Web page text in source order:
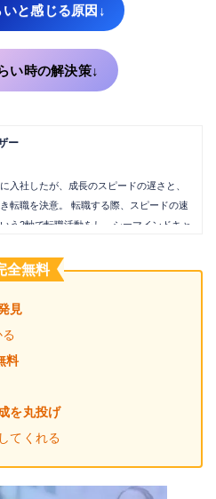
と感じる原因↓
い時の解決策↓
ー
入社したが、成長のスピードの遅さと、
転職を決意。 転職する際、スピードの速
う2軸で転職活動をし、シーマインドキャ
相談をし、実績No.1を獲得。
全無料
見
料
を丸投げ
てくれる